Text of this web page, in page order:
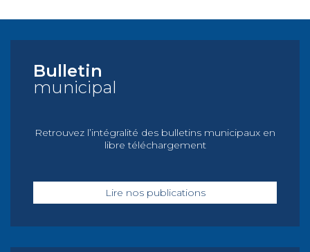
Bulletin
municipal
Retrouvez l’intégralité des bulletins municipaux en
libre téléchargement
Lire nos publications